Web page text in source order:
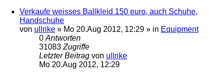
Verkaufe weisses Ballkleid 150 euro, auch Schuhe,
Handschuhe
von ullrike » Mo 20.Aug 2012, 12:29 » in Equipment
0 Antworten
31083 Zugriffe
Letzter Beitrag von ullrike
Mo 20.Aug 2012, 12:29